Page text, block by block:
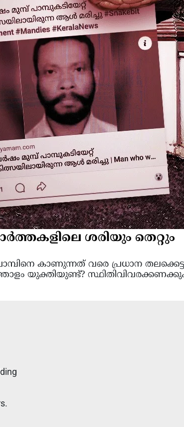
ശരിയും തെറ്റും
കാണുന്നത് വരെ പ്രധാന
യുക്തിയുണ്ട്?